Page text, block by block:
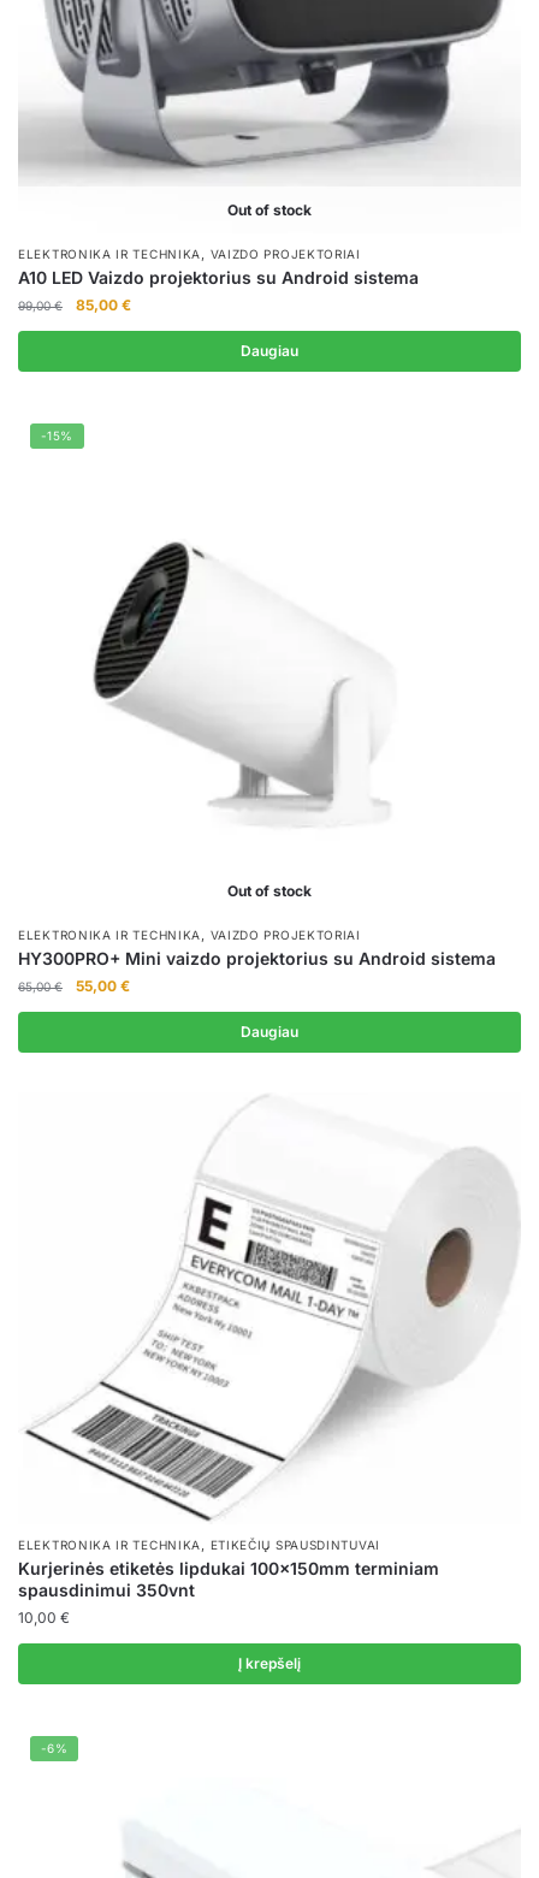
Out of stock
ELEKTRONIKA IR TECHNIKA , VAIZDO PROJEKTORIAI
A10 LED Vaizdo projektorius su Android sistema
99,00€
Original
price
99,00 €.
85,00 €Current
price
85,00 €.
Daugiau
-15%
Out of stock
ELEKTRONIKA IR TECHNIKA , VAIZDO PROJEKTORIAI
HY300PRO+ Mini vaizdo projektorius su Android sistema
65,00€
Original
price
65,00 €.
55,00 €Current
price
55,00 €.
Daugiau
ELEKTRONIKA IR TECHNIKA , ETIKEČIŲ SPAUSDINTUVAI
Kurjerinės etiketės lipdukai 100x150mm terminiam
spausdinimui 350vnt
10,00 €
Į krepšelį
-6%